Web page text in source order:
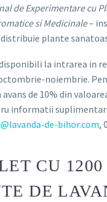
de Experimentare cu
si Medicinale–
plante
la intrarea in
noiembrie.
avans de 10% din
informatii
de-bihor.com,
CU 1200
DE